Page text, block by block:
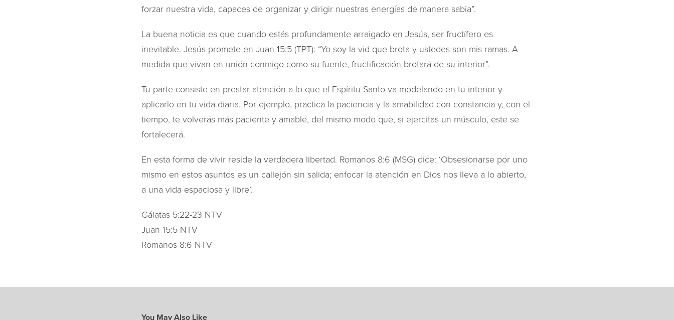
forzar nuestra vida, capaces de organizar y dirigir nuestras energías de manera sabia”.
La buena noticia es que cuando estás profundamente arraigado en Jesús, ser fructífero es
inevitable. Jesús promete en Juan 15:5 (TPT): “Yo soy la vid que brota y ustedes son mis ramas. A
medida que vivan en unión conmigo como su fuente, fructificación brotará de su interior”.
Tu parte consiste en prestar atención a lo que el Espíritu Santo va modelando en tu interior y
aplicarlo en tu vida diaria. Por ejemplo, practica la paciencia y la amabilidad con constancia y, con el
tiempo, te volverás más paciente y amable, del mismo modo que, si ejercitas un músculo, este se
fortalecerá.
En esta forma de vivir reside la verdadera libertad. Romanos 8:6 (MSG) dice: ‘Obsesionarse por uno
mismo en estos asuntos es un callejón sin salida; enfocar la atención en Dios nos lleva a lo abierto,
a una vida espaciosa y libre’.
Gálatas 5:22-23 NTV
Juan 15:5 NTV
Romanos 8:6 NTV
You May Also Like